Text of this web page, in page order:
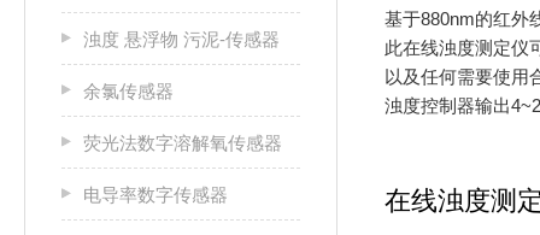
浊度 悬浮物 污泥-传感器
余氯传感器
荧光法数字溶解氧传感器
电导率数字传感器
基于880nm的红外
此在线浊度测定仪
以及任何需要使用
浊度控制器输出
在线浊度测